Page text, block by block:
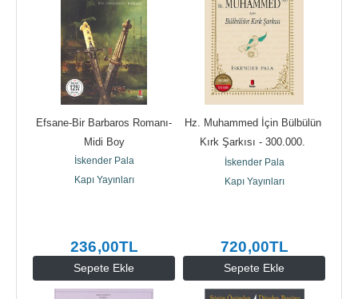
Sepete Ekle
Efsane-Bir Barbaros Romanı-
Midi Boy
İskender Pala
Kapı Yayınları
236,00TL
Sepete Ekle
Hz. Muhammed İçin Bülbülün
Kırk Şarkısı - 300.000.
Baskıya Özel (Ciltli)
İskender Pala
Kapı Yayınları
720,00TL